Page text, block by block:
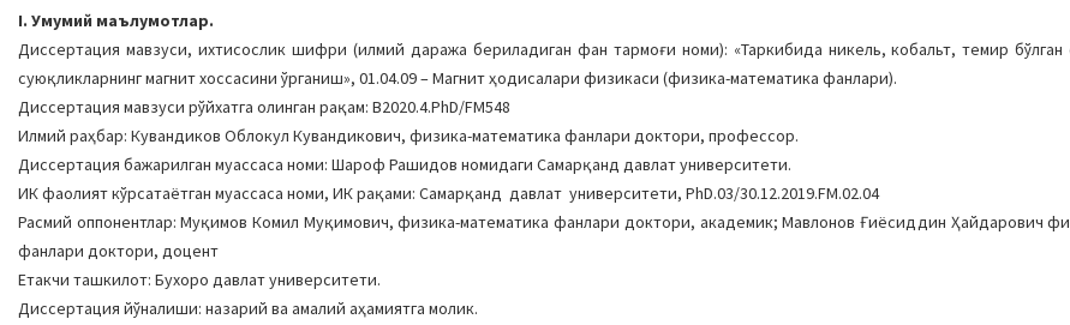
I. Умумий маълумотлар.
Диссертация мавзуси, ихтисослик шифри (илмий даража бериладиган фан тармоғи номи): «Таркибида никель, кобальт, темир бўлган
суюқликларнинг магнит хоссасини ўрганиш», 01.04.09 – Магнит ҳодисалари физикаси (физика-математика фанлари).
Диссертация мавзуси рўйхатга олинган рақам: В2020.4.PhD/FM548
Илмий раҳбар: Кувандиков Облокул Кувандикович, физика-математика фанлари доктори, профессор.
Диссертация бажарилган муассаса номи: Шароф Рашидов номидаги Самарқанд давлат университети.
ИК фаолият кўрсатаётган муассаса номи, ИК рақами: Самарқанд давлат университети, PhD.03/30.12.2019.FM.02.04
Расмий оппонентлар: Муқимов Комил Муқимович, физика-математика фанлари доктори, академик; Мавлонов Ғиёсиддин Ҳайдарович
фанлари доктори, доцент
Етакчи ташкилот: Бухоро давлат университети.
Диссертация йўналиши: назарий ва амалий аҳамиятга молик.